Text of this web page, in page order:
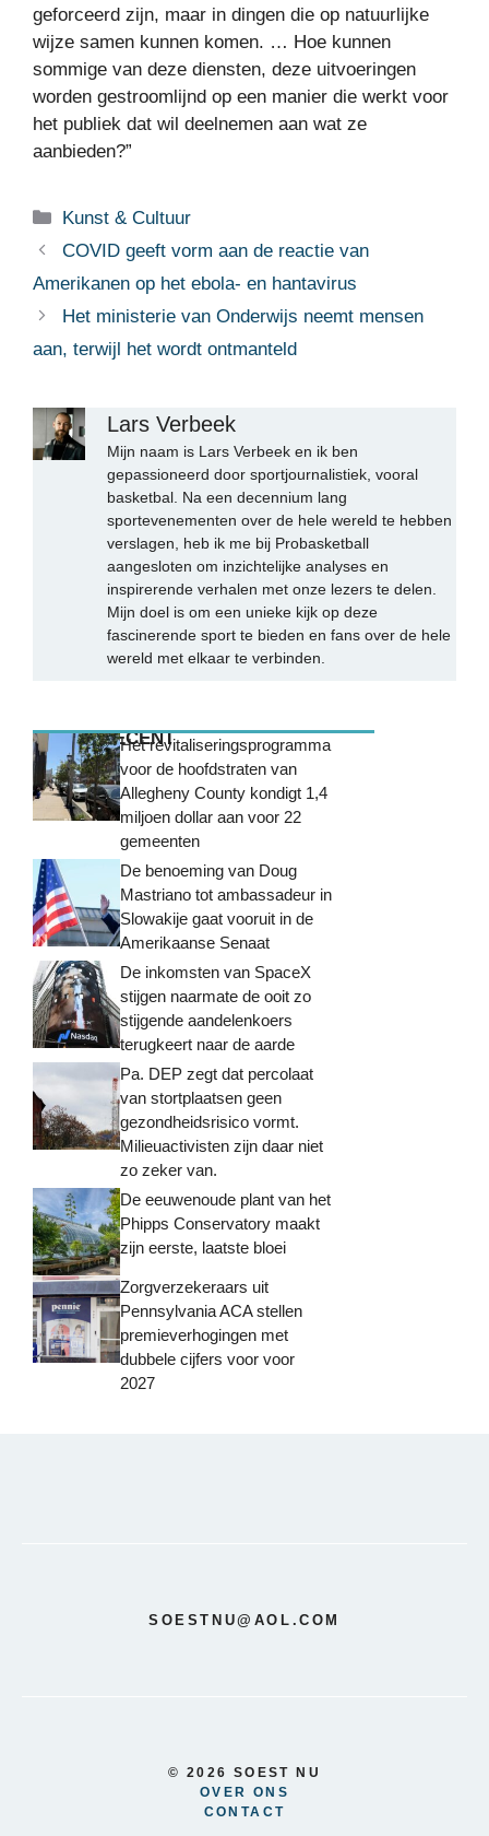
geforceerd zijn, maar in dingen die op natuurlijke
wijze samen kunnen komen. … Hoe kunnen
sommige van deze diensten, deze uitvoeringen
worden gestroomlijnd op een manier die werkt voor
het publiek dat wil deelnemen aan wat ze
aanbieden?”
Categorieën
Kunst & Cultuur
COVID geeft vorm aan de reactie van
Amerikanen op het ebola- en hantavirus
Het ministerie van Onderwijs neemt mensen
aan, terwijl het wordt ontmanteld
Lars Verbeek
Mijn naam is Lars Verbeek en ik ben
gepassioneerd door sportjournalistiek, vooral
basketbal. Na een decennium lang
sportevenementen over de hele wereld te hebben
verslagen, heb ik me bij Probasketball
aangesloten om inzichtelijke analyses en
inspirerende verhalen met onze lezers te delen.
Mijn doel is om een unieke kijk op deze
fascinerende sport te bieden en fans over de hele
wereld met elkaar te verbinden.
MEEST RECENTHet revitaliseringsprogramma
voor de hoofdstraten van
Allegheny County kondigt 1,4
miljoen dollar aan voor 22
gemeenten
De benoeming van Doug
Mastriano tot ambassadeur in
Slowakije gaat vooruit in de
Amerikaanse Senaat
De inkomsten van SpaceX
stijgen naarmate de ooit zo
stijgende aandelenkoers
terugkeert naar de aarde
Pa. DEP zegt dat percolaat
van stortplaatsen geen
gezondheidsrisico vormt.
Milieuactivisten zijn daar niet
zo zeker van.
De eeuwenoude plant van het
Phipps Conservatory maakt
zijn eerste, laatste bloei
Zorgverzekeraars uit
Pennsylvania ACA stellen
premieverhogingen met
dubbele cijfers voor voor
2027
SOESTNU@AOL.COM
© 2026 SOEST NU
OVER ONS
CONTACT